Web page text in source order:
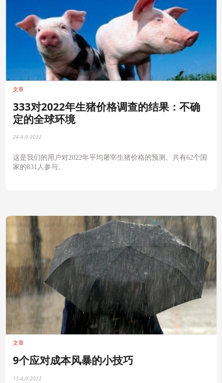
文章
333对2022年生猪价格调查的结果：不确
定的全球环境
24-4月-2022
这是我们的用户对2022年平均屠宰生猪价格的预测。共有62个国
家的831人参与。
文章
9个应对成本风暴的小技巧
13-4月-2022